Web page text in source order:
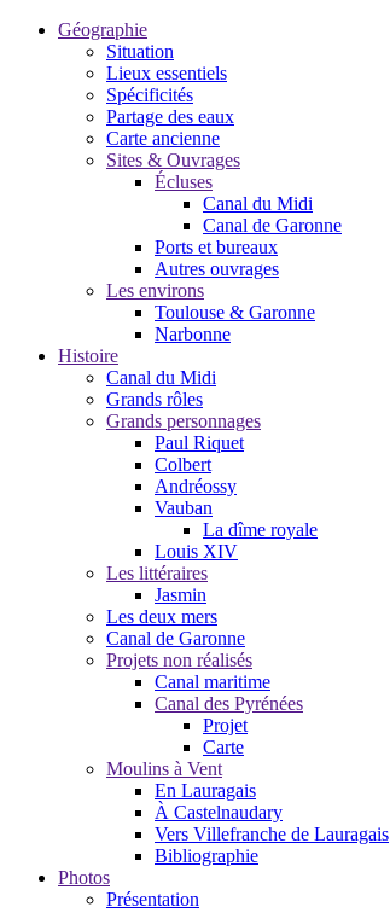
Géographie
Situation
Lieux essentiels
Spécificités
Partage des eaux
Carte ancienne
Sites & Ouvrages
Écluses
Canal du Midi
Canal de Garonne
Ports et bureaux
Autres ouvrages
Les environs
Toulouse & Garonne
Narbonne
Histoire
Canal du Midi
Grands rôles
Grands personnages
Paul Riquet
Colbert
Andréossy
Vauban
La dîme royale
Louis XIV
Les littéraires
Jasmin
Les deux mers
Canal de Garonne
Projets non réalisés
Canal maritime
Canal des Pyrénées
Projet
Carte
Moulins à Vent
En Lauragais
À Castelnaudary
Vers Villefranche de Lauragais
Bibliographie
Photos
Présentation